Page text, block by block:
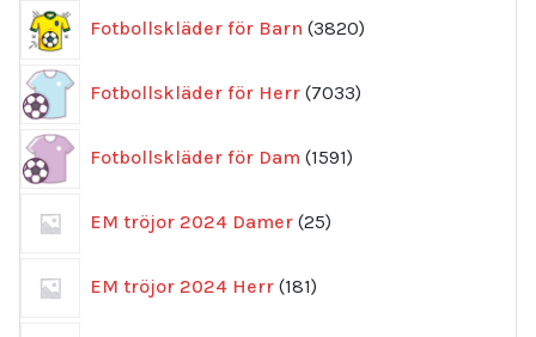
Fotbollskläder för Barn 3820
produkter
Fotbollskläder för Herr 7033
produkter
Fotbollskläder för Dam 1591
produkter
EM tröjor 2024 Damer 25
produkter
EM tröjor 2024 Herr 181
produkter